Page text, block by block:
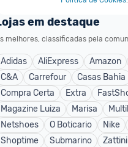
em destaque
melhores, classificadas pela
Adidas AliExpress Amazon
C&A
Carrefour Casas Bahia
Compra Certa
Extra
Magazine Luiza
Marisa
Netshoes
O Boticario Nike
Shoptime
Submarino Zattini